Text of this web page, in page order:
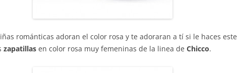
románticas adoran el color rosa y te adoraran a tí si le haces este
zapatillas en color rosa muy femeninas de la linea de Chicco.